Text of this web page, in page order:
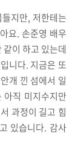
지만, 저한테는
요. 손준영 배우
이 하고 있는데
니다. 지금은 또
개 낀 섬에서 일
아직 미지수지만
과정이 길고 힘
있습니다. 감사